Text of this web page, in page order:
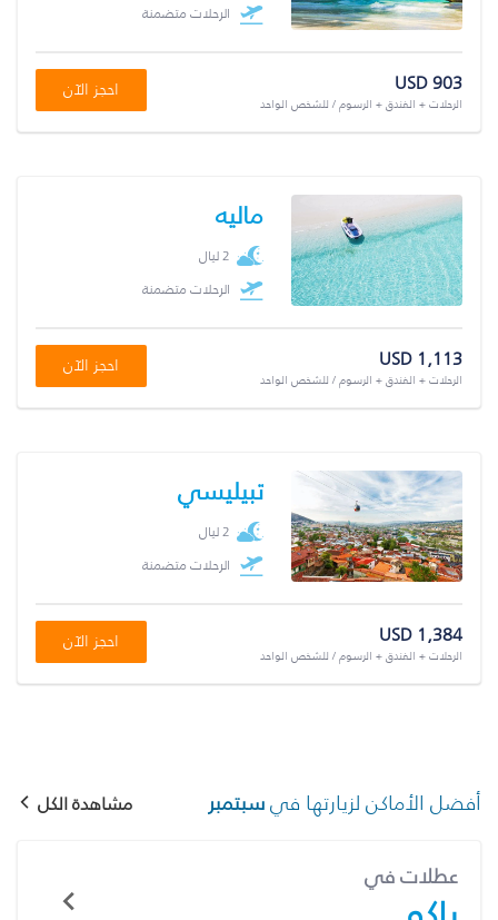
الرحلات متضمنة
USD 903
الرحلات + الفندق + الرسوم / للشخص الواحد
احجز الآن
ماليه
2 ليال
الرحلات متضمنة
USD 1,113
الرحلات + الفندق + الرسوم / للشخص الواحد
احجز الآن
تبيليسي
2 ليال
الرحلات متضمنة
USD 1,384
الرحلات + الفندق + الرسوم / للشخص الواحد
احجز الآن
أفضل الأماكن لزيارتها فيسبتمبر مشاهدة الكل
عطلات في